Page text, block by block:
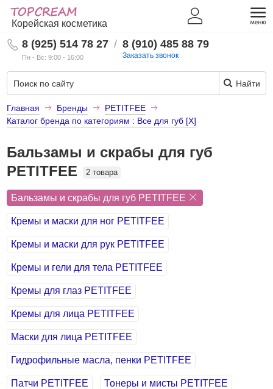
Корейская косметика
8 (925) 514 78 27
Пн - Вс: 9:00 - 16:00
/ 8 (910) 485 88 79
Заказать звонок
Найти
Главная Бренды
PETITFEE
Каталог бренда по категориям : Все для губ [X]
Бальзамы и скрабы для губ
PETITFEE
2 товара
Бальзамы и скрабы для губ PETITFEE
Кремы и маски для ног PETITFEE
Кремы и маски для рук PETITFEE
Кремы и гели для тела PETITFEE
Кремы для глаз PETITFEE
Кремы для лица PETITFEE
Маски для лица PETITFEE
Гидрофильные масла, пенки PETITFEE
Патчи PETITFEE Тонеры и мисты PETITFEE